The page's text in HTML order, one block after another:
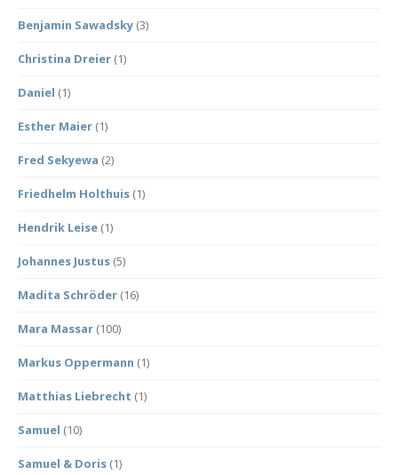
Benjamin Sawadsky (3)
Christina Dreier (1)
Daniel (1)
Esther Maier (1)
Fred Sekyewa (2)
Friedhelm Holthuis (1)
Hendrik Leise (1)
Johannes Justus (5)
Madita Schröder (16)
Mara Massar (100)
Markus Oppermann (1)
Matthias Liebrecht (1)
Samuel (10)
Samuel & Doris (1)